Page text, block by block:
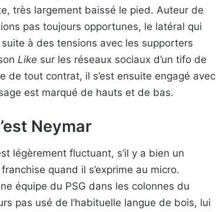
très largement baissé le pied. Auteur de
pas toujours opportunes, le latéral qui
à des tensions avec les supporters
Like sur les réseaux sociaux d’un tifo de
de tout contrat, il s’est ensuite engagé avec
est marqué de hauts et de bas.
Neymar
légèrement fluctuant, s’il y a bien un
quand il s’exprime au micro.
équipe du PSG dans les colonnes du
pas usé de l’habituelle langue de bois, lui